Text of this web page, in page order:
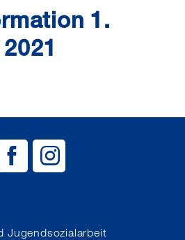
1.
Jugendsozialarbeit
BAG EJSA